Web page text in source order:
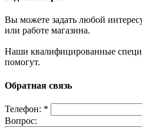
Вы можете задать любой
или работе магазина.
Наши квалифицированные
помогут.
Обратная связь
Телефон: *
Вопрос: